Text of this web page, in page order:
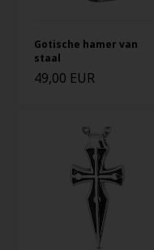
Gotische hamer van
staal
49,00 EUR